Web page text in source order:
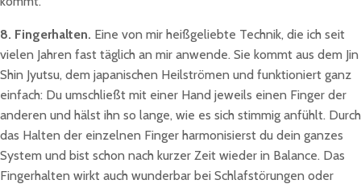
8. Fingerhalten. Eine von mir heißgeliebte Technik, die ich seit
vielen Jahren fast täglich an mir anwende. Sie kommt aus dem Jin
Shin Jyutsu, dem japanischen Heilströmen und funktioniert ganz
einfach: Du umschließt mit einer Hand jeweils einen Finger der
anderen und hälst ihn so lange, wie es sich stimmig anfühlt. Durch
das Halten der einzelnen Finger harmonisierst du dein ganzes
System und bist schon nach kurzer Zeit wieder in Balance. Das
Fingerhalten wirkt auch wunderbar bei Schlafstörungen oder